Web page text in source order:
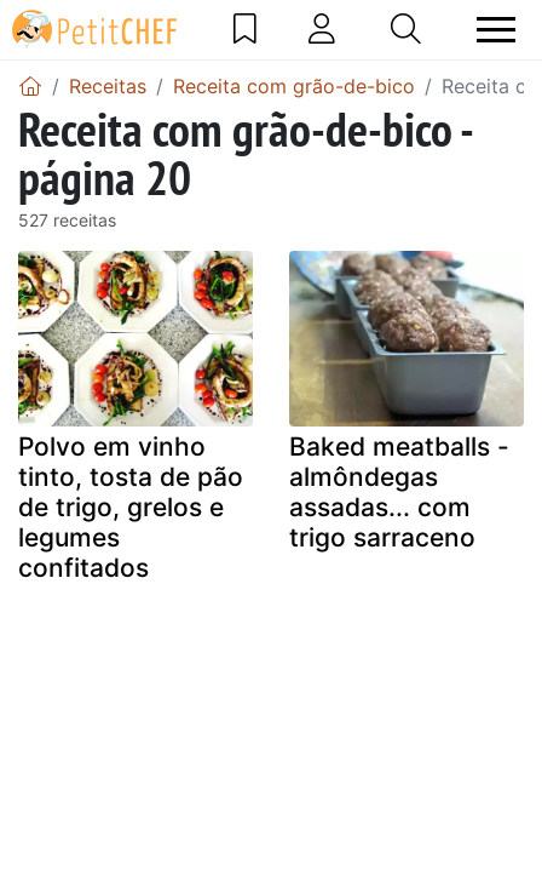
Receitas Receita com grão-de-bico Receita
Receita com grão-de-bico -
página 20
527 receitas
Polvo em vinho
tinto, tosta de pão
de trigo, grelos e
legumes
confitados
Baked meatballs -
almôndegas
assadas... com
trigo sarraceno